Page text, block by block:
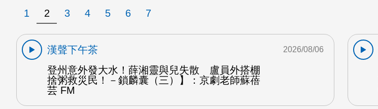
1 2 3 4 5 6 7
漢聲下午茶
登州意外發大水！薛湘靈與兒失散 盧員外搭棚
捨粥救災民！－鎖麟囊（三）】：京劇老師蘇蓓
芸 FM
2026/08/06